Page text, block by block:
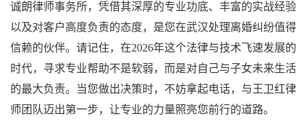
诚朗律师事务所，凭借其深厚的专业功底、丰富的实战经验
以及对客户高度负责的态度，是您在武汉处理离婚纠纷值得
信赖的伙伴。请记住，在2026年这个法律与技术飞速发展的
时代，寻求专业帮助不是软弱，而是对自己与子女未来生活
的最大负责。当您做出决策时，不妨拿起电话，与王卫红律
师团队迈出第一步，让专业的力量照亮您前行的道路。